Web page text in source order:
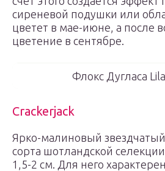
сиреневой подушки или
цветет в мае-июне, а после
цветение в сентябре.
Флокс Дугласа
Crackerjack
Ярко-малиновый звездчатый
сорта шотландской
1,5-2 см. Для него